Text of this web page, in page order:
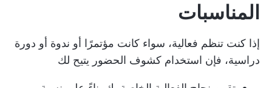
المناسبات
إذا كنت تنظم فعالية، سواء كانت مؤتمرًا أو ندوة أو دورة
دراسية، فإن استخدام كشوف الحضور يتيح لك